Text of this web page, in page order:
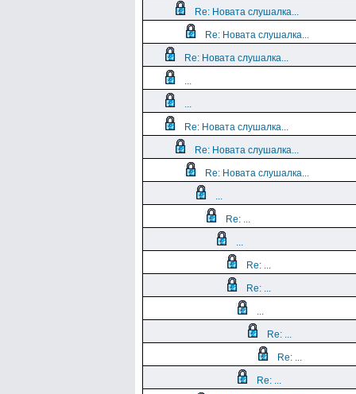
Re: Новата слушалка...
Re: Новата слушалка...
Re: Новата слушалка...
...
...
Re: Новата слушалка...
Re: Новата слушалка...
Re: Новата слушалка...
...
Re: ...
...
Re: ...
Re: ...
...
Re: ...
Re: ...
Re: ...